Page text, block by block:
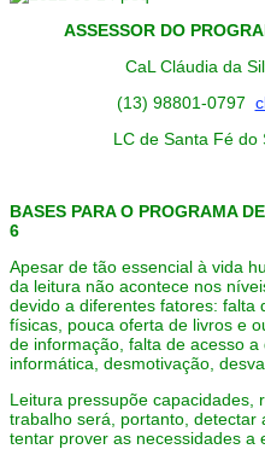
ASSESSOR DO
CaL Cláudia da
(13) 98801-0797
LC de Santa Fé do
BASES PARA O PROGRAMA
6
Apesar de tão essencial à vida
da leitura não acontece nos
devido a diferentes fatores: falta
físicas, pouca oferta de livros e
de informação, falta de acesso
informática, desmotivação,
Leitura pressupõe capacidades,
trabalho será, portanto, detectar
tentar prover as necessidades a